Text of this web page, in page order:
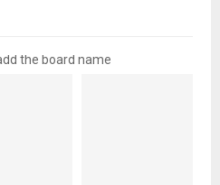
the board name